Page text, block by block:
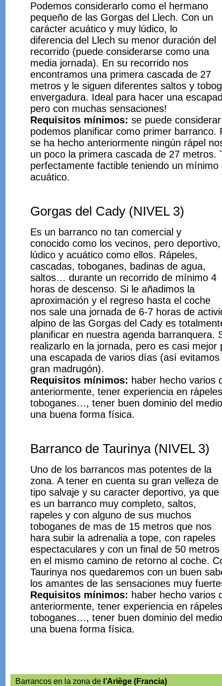
Podemos considerarlo como el hermano
pequeño de las Gorgas del Llech. Con un
carácter acuático y muy lúdico, lo
diferencia del Llech su menor duración del
recorrido (puede considerarse como una
media jornada). En su recorrido nos
encontramos una primera cascada de 27
metros y le siguen diferentes saltos y
envergadura. Ideal para hacer una
pero con muchas sensaciones!
Requisitos mínimos: se puede
podemos planificar como primer barranco.
se ha hecho anteriormente ningún rápel
un poco la primera cascada de 27 metros.
perfectamente factible teniendo un mínimo
acuático.
Gorgas del Cady (NIVEL 3)
Es un barranco no tan comercial y
conocido como los vecinos, pero deportivo,
lúdico y acuático como ellos. Rápeles,
cascadas, toboganes, badinas de agua,
saltos… durante un recorrido de mínimo 4
horas de descenso. Si le añadimos la
aproximación y el regreso hasta el coche
nos sale una jornada de 6-7 horas de
alpino de las Gorgas del Cady es
planificar en nuestra agenda barranquera.
realizarlo en la jornada, pero es casi mejor
una escapada de varios días (así
gran madrugón).
Requisitos mínimos: haber hecho varios
anteriormente, tener experiencia en
toboganes…, tener buen dominio del
una buena forma física.
Barranco de Taurinya (NIVEL 3)
Uno de los barrancos mas potentes de la
zona. A tener en cuenta su gran velleza de
tipo salvaje y su caracter deportivo, ya que
es un barranco muy completo, saltos,
rapeles y con alguno de sus muchos
toboganes de mas de 15 metros que nos
hara subir la adrenalia a tope, con rapeles
espectaculares y con un final de 50
en el mismo camino de retorno al coche.
Taurinya nos quedaremos con un buen
los amantes de las sensaciones muy
Requisitos mínimos: haber hecho varios
anteriormente, tener experiencia en
toboganes…, tener buen dominio del
una buena forma física.
Barrancos en la zona de l’Ariège (Francia)